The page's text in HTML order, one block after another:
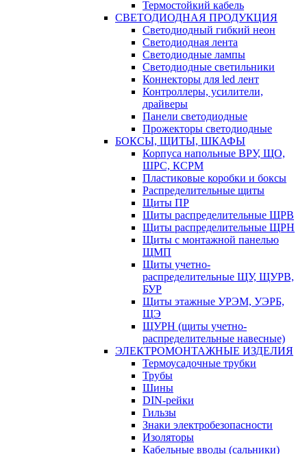
Термостойкий кабель
СВЕТОДИОДНАЯ ПРОДУКЦИЯ
Светодиодный гибкий неон
Светодиодная лента
Светодиодные лампы
Светодиодные светильники
Коннекторы для led лент
Контроллеры, усилители,
драйверы
Панели светодиодные
Прожекторы светодиодные
БОКСЫ, ЩИТЫ, ШКАФЫ
Корпуса напольные ВРУ, ЩО,
ШРС, КСРМ
Пластиковые коробки и боксы
Распределительные щиты
Щиты ПР
Щиты распределительные ЩРВ
Щиты распределительные ЩРН
Щиты с монтажной панелью
ЩМП
Щиты учетно-
распределительные ЩУ, ЩУРВ,
БУР
Щиты этажные УРЭМ, УЭРБ,
ЩЭ
ЩУРН (щиты учетно-
распределительные навесные)
ЭЛЕКТРОМОНТАЖНЫЕ ИЗДЕЛИЯ
Термоусадочные трубки
Трубы
Шины
DIN-рейки
Гильзы
Знаки электробезопасности
Изоляторы
Кабельные вводы (сальники)